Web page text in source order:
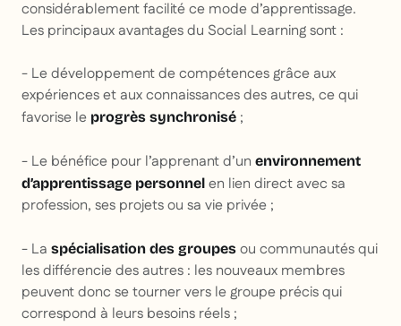
considérablement facilité ce mode d’apprentissage.
Les principaux avantages du Social Learning sont :
- Le développement de compétences grâce aux
expériences et aux connaissances des autres, ce qui
favorise le progrès synchronisé ;
- Le bénéfice pour l’apprenant d’un environnement
d’apprentissage personnel en lien direct avec sa
profession, ses projets ou sa vie privée ;
- La spécialisation des groupes ou communautés qui
les différencie des autres : les nouveaux membres
peuvent donc se tourner vers le groupe précis qui
correspond à leurs besoins réels ;